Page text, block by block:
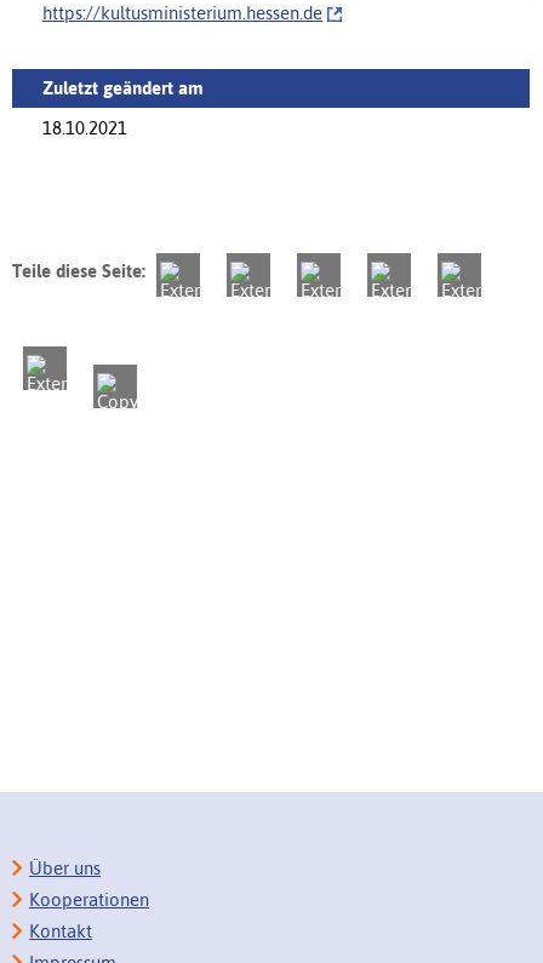
https://‌kultusministerium.hessen.de
Zuletzt geändert am
18.10.2021
Teile diese Seite:
Über uns
Kooperationen
Kontakt